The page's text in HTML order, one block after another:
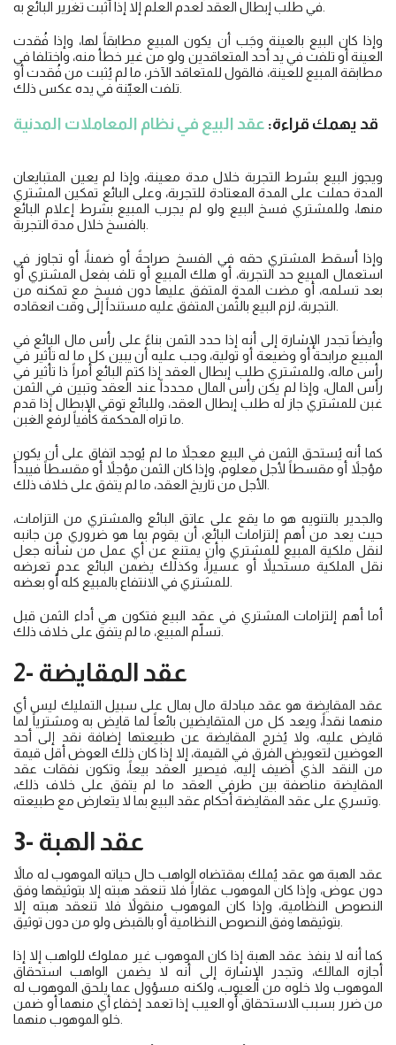
وإذا كان البيع بالعينة وجَب أن يكون المبيع مطابقاً لها، وإذا فُقدت
العينة أو تلفت في يد أحد المتعاقدين ولو من غير خطأ منه، واختلفا في
مطابقة المبيع للعينة، فالقول للمتعاقد الآخر، ما لم يُثبت من فُقدت أو
قد يهمك قراءة: عقد البيع في نظام المعاملات المدنية
ويجوز البيع بشرط التجربة خلال مدة معينة، وإذا لم يعين المتبايعان
المدة حملت على المدة المعتادة للتجربة، وعلى البائع تمكين المشتري
منها، وللمشتري فسخ البيع ولو لم يجرب المبيع بشرط إعلام البائع
وإذا أسقط المشتري حقه في الفسخ صراحةً أو ضمناً، أو تجاوز في
استعمال المبيع حد التجربة، أو هلك المبيع أو تلف بفعل المشتري أو
بعد تسلمه، أو مضت المدة المتفق عليها دون فسخ مع تمكنه من
وأيضاً تجدر الإشارة إلى أنه إذا حدد الثمن بناءً على رأس مال البائع في
المبيع مرابحة أو وضيعة أو تولية، وجب عليه أن يبين كل ما له تأثير في
رأس ماله، وللمشتري طلب إبطال العقد إذا كتم البائع أمراً ذا تأثير في
رأس المال، وإذا لم يكن رأس المال محدداً عند العقد وتبين في الثمن
غبن للمشتري جاز له طلب إبطال العقد، وللبائع توقي الإبطال إذا قدم
كما أنه يُستحق الثمن في البيع معجلاً ما لم يُوجد اتفاق على أن يكون
مؤجلاً أو مقسطاً لأجل معلوم، وإذا كان الثمن مؤجلاً أو مقسطاً فيبدأ
والجدير بالتنويه هو ما يقع على عاتق البائع والمشتري من التزامات،
حيث يعد من أهم إلتزامات البائع، أن يقوم بما هو ضروري من جانبه
لنقل ملكية المبيع للمشتري وأن يمتنع عن أي عمل من شأنه جعل
نقل الملكية مستحيلاً أو عسيراً، وكذلك يضمن البائع عدم تعرضه
أما أهم إلتزامات المشتري في عقد البيع فتكون هي أداء الثمن قبل
2- عقد المقايضة
عقد المقايضة هو عقد مبادلة مال بمال على سبيل التمليك ليس أي
منهما نقداً، ويعد كل من المتقايضين بائعاً لما قايض به ومشترياً لما
قايض عليه، ولا يُخرج المقايضة عن طبيعتها إضافة نقد إلى أحد
العوضين لتعويض الفرق في القيمة، إلا إذا كان ذلك العوض أقل قيمة
من النقد الذي أضيف إليه، فيصير العقد بيعاً، وتكون نفقات عقد
المقايضة مناصفة بين طرفي العقد ما لم يتفق على خلاف ذلك،
عقد الهبة هو عقد يُملك بمقتضاه الواهب حال حياته الموهوب له مالاً
دون عوض، وإذا كان الموهوب عقاراً فلا تنعقد هبته إلا بتوثيقها وفق
النصوص النظامية، وإذا كان الموهوب منقولاً فلا تنعقد هبته إلا
كما أنه لا ينفذ عقد الهبة إذا كان الموهوب غير مملوك للواهب إلا إذا
أجازه المالك، وتجدر الإشارة إلى أنه لا يضمن الواهب استحقاق
الموهوب ولا خلوه من العيوب، ولكنه مسؤول عما يلحق الموهوب له
من ضرر بسبب الاستحقاق أو العيب إذا تعمد إخفاء أي منهما أو ضمن